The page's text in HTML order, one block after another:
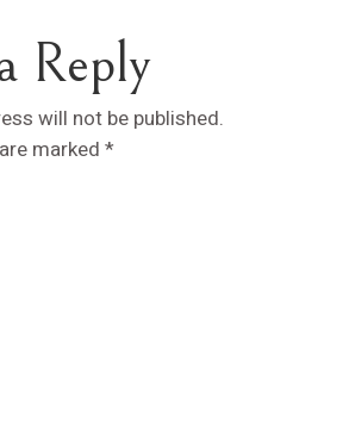
Reply
will not be published.
marked*